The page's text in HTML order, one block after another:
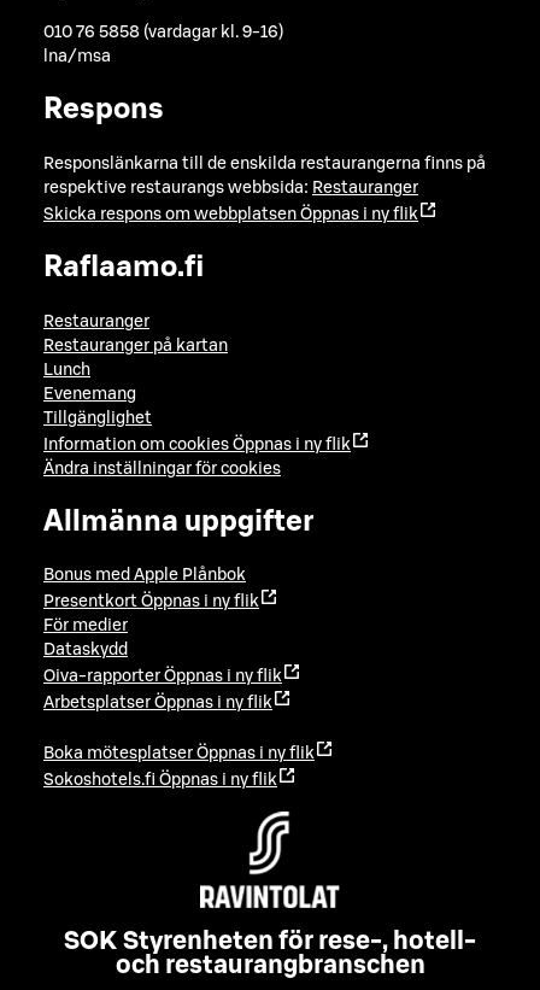
010 76 5858 (vardagar kl. 9-16)
lna/msa
Respons
Responslänkarna till de enskilda restaurangerna finns på
respektive restaurangs webbsida: Restauranger
Skicka respons om webbplatsen Öppnas i ny flik
Raflaamo.fi
Restauranger
Restauranger på kartan
Lunch
Evenemang
Tillgänglighet
Information om cookies Öppnas i ny flik
Ändra inställningar för cookies
Allmänna uppgifter
Bonus med Apple Plånbok
Presentkort Öppnas i ny flik
För medier
Dataskydd
Oiva-rapporter Öppnas i ny flik
Arbetsplatser Öppnas i ny flik
Boka mötesplatser Öppnas i ny flik
Sokoshotels.fi Öppnas i ny flik
SOK Styrenheten för rese-, hotell-
och restaurangbranschen